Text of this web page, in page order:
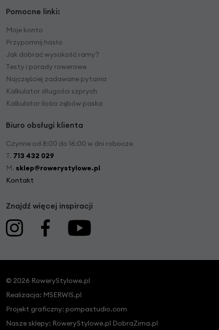
Pomocne linki:
Moje konto
Przypomnij hasło
Jak dobrać wysokość ramy?
Testy i porady rowerowe
Najczęściej zadawane pytania
Kalkulator długości szprych
Kalkulator ilości zębów paska
Biuro obsługi klienta
Czynne od 8:00 do 16:00 w dni robocze
T. 713 432 029
M. sklep@rowerystylowe.pl
Kontakt
Znajdź więcej inspiracji
© 2026 RoweryStylowe.pl
Realizacja: MSERWIS.pl
Projekt graficzny: pompastudio.com
Nasze sklepy: RoweryStylowe.pl DobraZima.pl